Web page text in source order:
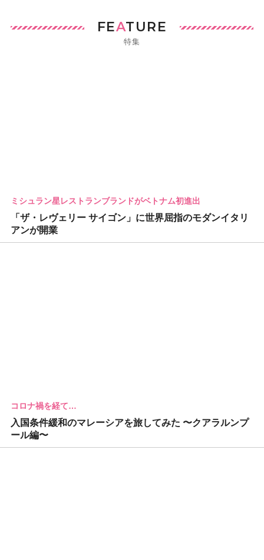
FEATURE
特集
ミシュラン星レストランブランドがベトナム初進出
「ザ・レヴェリー サイゴン」に世界屈指のモダンイタリ
アンが開業
コロナ禍を経て…
入国条件緩和のマレーシアを旅してみた 〜クアラルンプ
ール編〜